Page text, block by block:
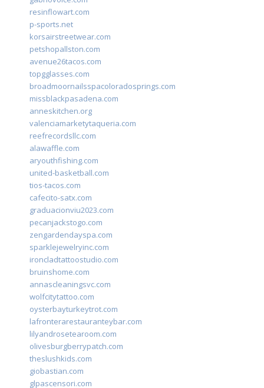
resinflowart.com
p-sports.net
korsairstreetwear.com
petshopallston.com
avenue26tacos.com
topgglasses.com
broadmoornailsspacoloradosprings.com
missblackpasadena.com
anneskitchen.org
valenciamarketytaqueria.com
reefrecordsllc.com
alawaffle.com
aryouthfishing.com
united-basketball.com
tios-tacos.com
cafecito-satx.com
graduacionviu2023.com
pecanjackstogo.com
zengardendayspa.com
sparklejewelryinc.com
ironcladtattoostudio.com
bruinshome.com
annascleaningsvc.com
wolfcitytattoo.com
oysterbayturkeytrot.com
lafronterarestauranteybar.com
lilyandrosetearoom.com
olivesburgberrypatch.com
theslushkids.com
giobastian.com
glpascensori.com